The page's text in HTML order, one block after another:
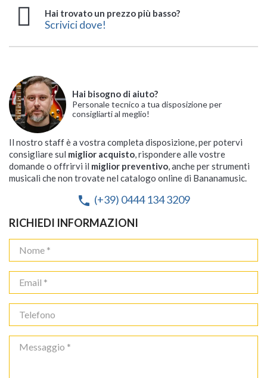
Hai trovato un prezzo più basso?
Scrivici dove!
Hai bisogno di aiuto?
Personale tecnico a tua disposizione per
consigliarti al meglio!
Il nostro staff è a vostra completa disposizione, per potervi
consigliare sul miglior acquisto, rispondere alle vostre
domande o offrirvi il miglior preventivo, anche per strumenti
musicali che non trovate nel catalogo online di Bananamusic.
phone (+39) 0444 134 3209
RICHIEDI INFORMAZIONI